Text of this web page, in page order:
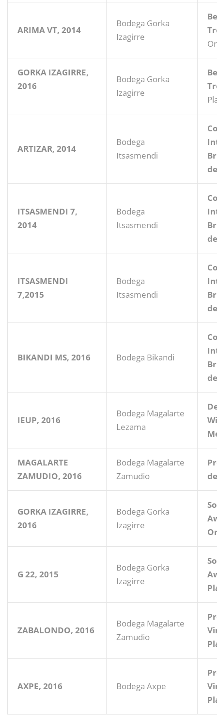
ARIMA VT, 2014
Bodega Gorka
Izagirre
GORKA IZAGIRRE,
2016
Bodega Gorka
Izagirre
ARTIZAR, 2014
Bodega
Itsasmendi
ITSASMENDI 7,
2014
Bodega
Itsasmendi
ITSASMENDI
7,2015
Bodega
Itsasmendi
BIKANDI MS, 2016 Bodega Bikandi
IEUP, 2016
Bodega Magalarte
Lezama
MAGALARTE
ZAMUDIO, 2016
Bodega Magalarte
Zamudio
GORKA IZAGIRRE,
2016
Bodega Gorka
Izagirre
G 22, 2015
Bodega Gorka
Izagirre
ZABALONDO, 2016
Bodega Magalarte
Zamudio
AXPE, 2016 Bodega Axpe